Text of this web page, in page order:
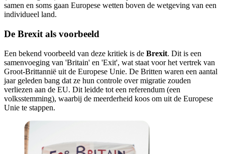
samen en soms gaan Europese wetten boven de wetgeving van een
individueel land.
De Brexit als voorbeeld
Een bekend voorbeeld van deze kritiek is de Brexit. Dit is een
samenvoeging van 'Britain' en 'Exit', wat staat voor het vertrek van
Groot-Brittannië uit de Europese Unie. De Britten waren een aantal
jaar geleden bang dat ze hun controle over migratie zouden
verliezen aan de EU. Dit leidde tot een referendum (een
volksstemming), waarbij de meerderheid koos om uit de Europese
Unie te stappen.